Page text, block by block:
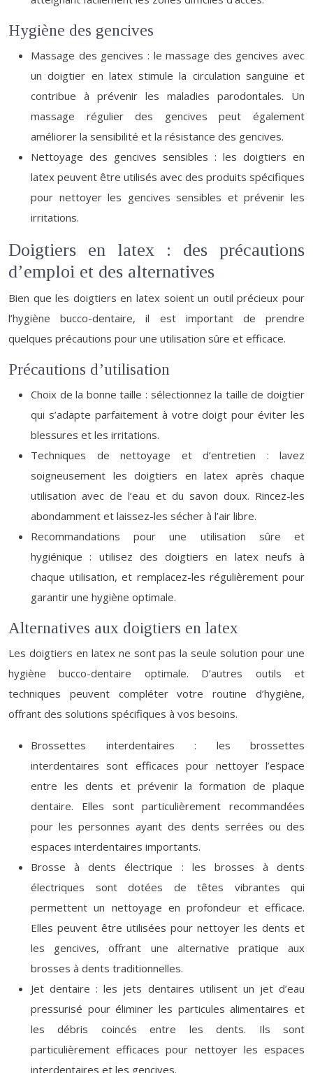
Hygiène des gencives
Massage des gencives : le massage des gencives avec
un doigtier en latex stimule la circulation sanguine et
contribue à prévenir les maladies parodontales. Un
massage régulier des gencives peut également
améliorer la sensibilité et la résistance des gencives.
Nettoyage des gencives sensibles : les doigtiers en
latex peuvent être utilisés avec des produits spécifiques
pour nettoyer les gencives sensibles et prévenir les
irritations.
Doigtiers en latex : des précautions
d’emploi et des alternatives
Bien que les doigtiers en latex soient un outil précieux pour
l’hygiène bucco-dentaire, il est important de prendre
quelques précautions pour une utilisation sûre et efficace.
Précautions d’utilisation
Choix de la bonne taille : sélectionnez la taille de doigtier
qui s’adapte parfaitement à votre doigt pour éviter les
blessures et les irritations.
Techniques de nettoyage et d’entretien : lavez
soigneusement les doigtiers en latex après chaque
utilisation avec de l’eau et du savon doux. Rincez-les
abondamment et laissez-les sécher à l’air libre.
Recommandations pour une utilisation sûre et
hygiénique : utilisez des doigtiers en latex neufs à
chaque utilisation, et remplacez-les régulièrement pour
garantir une hygiène optimale.
Alternatives aux doigtiers en latex
Les doigtiers en latex ne sont pas la seule solution pour une
hygiène bucco-dentaire optimale. D’autres outils et
techniques peuvent compléter votre routine d’hygiène,
offrant des solutions spécifiques à vos besoins.
Brossettes interdentaires : les brossettes
interdentaires sont efficaces pour nettoyer l’espace
entre les dents et prévenir la formation de plaque
dentaire. Elles sont particulièrement recommandées
pour les personnes ayant des dents serrées ou des
espaces interdentaires importants.
Brosse à dents électrique : les brosses à dents
électriques sont dotées de têtes vibrantes qui
permettent un nettoyage en profondeur et efficace.
Elles peuvent être utilisées pour nettoyer les dents et
les gencives, offrant une alternative pratique aux
brosses à dents traditionnelles.
Jet dentaire : les jets dentaires utilisent un jet d’eau
pressurisé pour éliminer les particules alimentaires et
les débris coincés entre les dents. Ils sont
particulièrement efficaces pour nettoyer les espaces
interdentaires et les gencives.